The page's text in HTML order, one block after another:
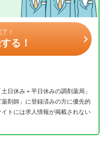
！
る！
日休み＋平日休みの調剤薬局」
剤師」に登録済みの方に優先的
トには求人情報が掲載されない